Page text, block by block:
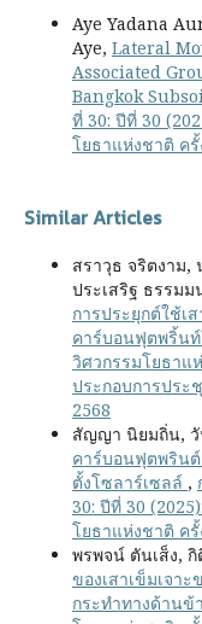
Aye Yadana
Aye, Lateral
Associated
Bangkok
ที่ 30: ปีที่ 30
โยธาแห่งชาติ ค
Similar Articles
สราวุธ จริตงาม,
ประเสริฐ ธรรม
การประยุกต์ใช้เ
คาร์บอนฟุตพริ้น
วิศวกรรมโยธาแ
ประกอบการประ
2568
สัญญา นิยมถิ่น, วั
คาร์บอนฟุตพรินต์
ตั้งโซลาร์เซลล์ ,
30: ปีที่ 30
โยธาแห่งชาติ ค
พรพจน์ ตันเส็ง,
ของเสาเข็มเจา
กระทำทางด้านข้